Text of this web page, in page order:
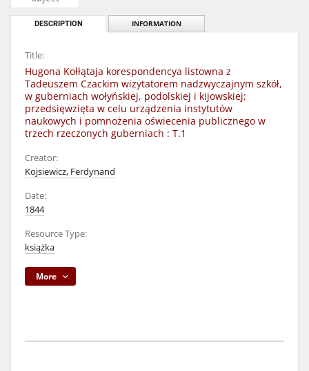
DESCRIPTION INFORMATION
Title:
Hugona Kołłątaja korespondencya listowna z
Tadeuszem Czackim wizytatorem nadzwyczajnym szkół,
w guberniach wołyńskiej, podolskiej i kijowskiej;
przedsięwzięta w celu urządzenia instytutów
naukowych i pomnożenia oświecenia publicznego w
trzech rzeczonych guberniach : T.1
Creator:
Kojsiewicz, Ferdynand
Date:
1844
Resource Type:
książka
More